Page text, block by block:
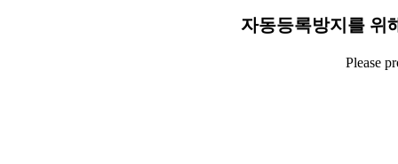
자동등록방지를 위
Please